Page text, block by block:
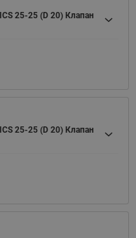
25-25 (D 20) Клапан
25-25 (D 20) Клапан